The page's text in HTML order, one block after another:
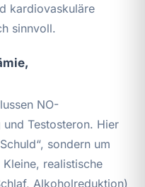
kardiovaskuläre
sinnvoll.
NO-
Testosteron. Hier
sondern um
realistische
Alkoholreduktion)